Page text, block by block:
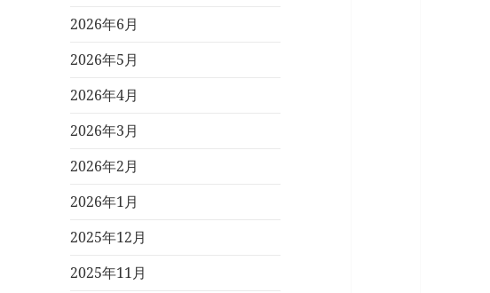
2026年6月
2026年5月
2026年4月
2026年3月
2026年2月
2026年1月
2025年12月
2025年11月